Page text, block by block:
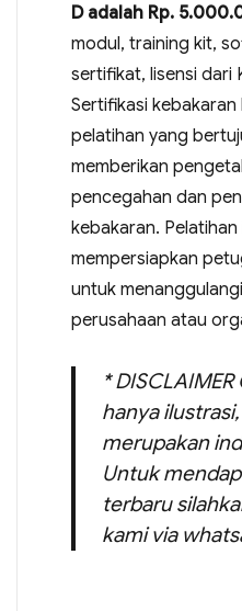
D adalah Rp.
modul, training kit,
sertifikat, lisensi dari
Sertifikasi kebakaran
pelatihan yang
memberikan
pencegahan dan
kebakaran. Pelatihan
mempersiapkan
untuk
perusahaan atau
*
hanya
merupakan
Untuk
terbaru
kami via